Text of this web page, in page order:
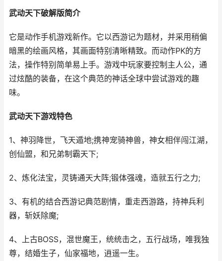
武动天下破解版简介
它是动作手机游戏新作。它以西游记为题材，并采用稍偏
暗黑的绘画风格，其画面特别清晰精致。而动作PK的方
法，操作特别简单易上手。游戏中玩家要控制主人公，通
过炫酷的装备，在这个典范的神话全球中尝试游戏的趣
味。
武动天下游戏特色
1、神羽降世，飞天遁地;携神宠骑神兽，神女相伴闯江湖，
创仙盟，和兄弟制霸天下;
2、炼化法宝，灵铸通天大阵;锻体强魂，造就五行之力;
3、有机的结合西游记典范剧情，重走西游路，持神兵利
器，斩妖除魔;
4、上古BOSS，混世魔王，统统击之，五行战场，唯我独
尊，结婚生子，仙家福地，逍遥一生。